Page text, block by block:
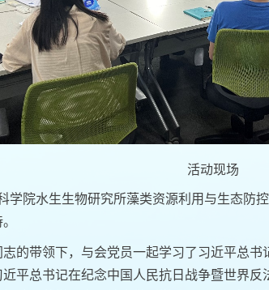
活动现场
学院水生生物研究所藻类资源利用与生态防
的带领下，与会党员一起学习了习近平总
平总书记在纪念中国人民抗日战争暨世界反